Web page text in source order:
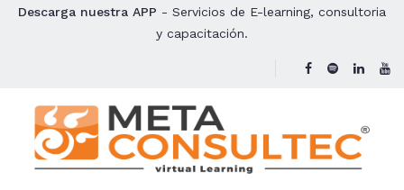
Descarga nuestra APP - Servicios de E-learning, consultoria
y capacitación.